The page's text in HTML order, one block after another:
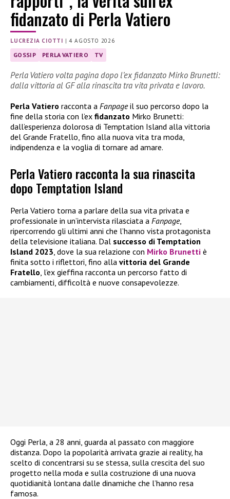
fidanzato di Perla Vatiero
LUCREZIA CIOTTI |4 AGOSTO 2026
GOSSIP PERLA VATIERO TV
Perla Vatiero volta pagina dopo l’ex fidanzato Mirko Brunetti:
dalla vittoria al GF alla rinascita tra vita privata e lavoro.
Perla Vatiero racconta a Fanpageil suo percorso dopo la
fine della storia con l’ex fidanzato Mirko Brunetti:
dall’esperienza dolorosa di Temptation Island alla vittoria
del Grande Fratello, fino alla nuova vita tra moda,
indipendenza e la voglia di tornare ad amare.
Perla Vatiero racconta la sua rinascita
dopo Temptation Island
Perla Vatiero torna a parlare della sua vita privata e
professionale in un’intervista rilasciata a Fanpage,
ripercorrendo gli ultimi anni che l’hanno vista protagonista
della televisione italiana. Dal successo di Temptation
Island 2023 , dove la sua relazione con Mirko Brunetti è
finita sotto i riflettori, fino alla vittoria del Grande
Fratello , l’ex gieffina racconta un percorso fatto di
cambiamenti, difficoltà e nuove consapevolezze.
Oggi Perla, a 28 anni, guarda al passato con maggiore
distanza. Dopo la popolarità arrivata grazie ai reality, ha
scelto di concentrarsi su se stessa, sulla crescita del suo
progetto nella moda e sulla costruzione di una nuova
quotidianità lontana dalle dinamiche che l’hanno resa
famosa.